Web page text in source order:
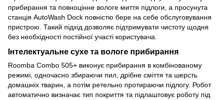
прибирання та повноцінне вологе миття підлоги, а просунута
станція AutoWash Dock повністю бере на себе обслуговування
пристрою. Такий підхід дозволяє підтримувати чистоту щодня
без необхідності постійної участі користувача.
Інтелектуальне сухе та вологе прибирання
Roomba Combo 505+ виконує прибирання в комбінованому
режимі, одночасно збираючи пил, дрібне сміття та шерсть
домашніх тварин, а потім ретельно протираючи підлогу. Робот
автоматично визначає тип покриття та підлаштовує роботу під